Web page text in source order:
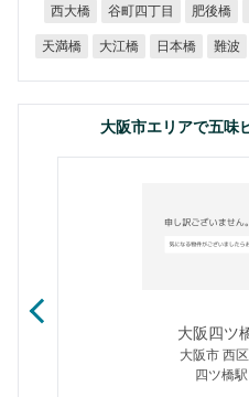
西大橋 谷町四丁目 肥後橋
天満橋 大江橋 日本橋 難波
大阪市エリアで五味
大阪四ツ
大阪市 西
四ツ橋